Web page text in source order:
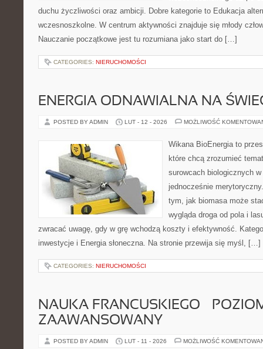
duchu życzliwości oraz ambicji. Dobre kategorie to Edukacja
wczesnoszkolne. W centrum aktywności znajduje się młody
Nauczanie początkowe jest tu rozumiana jako start do […]
CATEGORIES: NIERUCHOMOŚCI
ENERGIA ODNAWIALNA NA
POSTED BY ADMIN LUT - 12 - 2026 MOŻLIWOŚĆ
Wikana BioEnergia to
które chcą zrozumieć
surowcach biologicznych
jednocześnie
tym, jak biomasa może
wygląda droga od pola i
zwracać uwagę, gdy w grę wchodzą koszty i efektywność.
inwestycje i Energia słoneczna. Na stronie przewija się myśl, […]
CATEGORIES: NIERUCHOMOŚCI
NAUKA FRANCUSKIEGO –
ZAAWANSOWANY
POSTED BY ADMIN LUT - 11 - 2026 MOŻLIWOŚĆ